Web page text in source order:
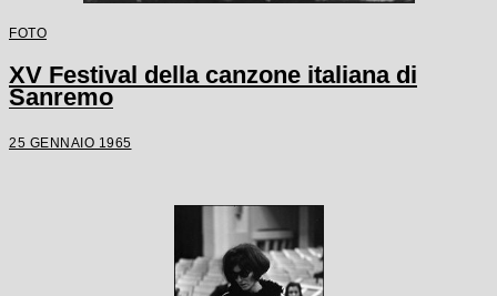
FOTO
XV Festival della canzone italiana di
Sanremo
25 GENNAIO 1965